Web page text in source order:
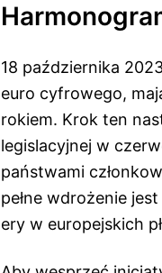
18 października
euro cyfrowego,
rokiem. Krok ten
legislacyjnej w
państwami
pełne wdrożenie
ery w europejskich